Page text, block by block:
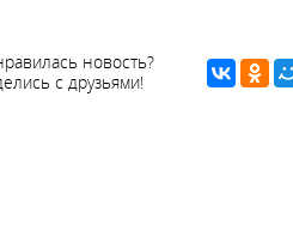
новость?
с друзьями!